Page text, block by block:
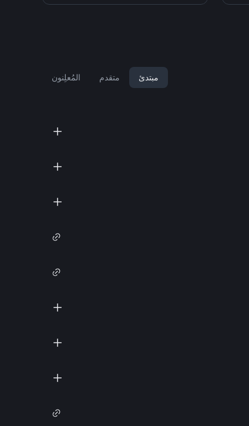
مبتدئ متقدم المُعلِنون